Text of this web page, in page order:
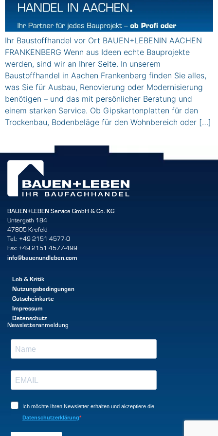
Ihr Baustoffhandel vor Ort BAUEN+LEBENIN AACHEN
FRANKENBERG Wenn aus Ideen echte Bauprojekte
werden, sind wir an Ihrer Seite. In unserem
Baustoffhandel in Aachen Frankenberg finden Sie alles,
was Sie für Ausbau, Renovierung oder Modernisierung
benötigen – und das mit persönlicher Beratung und
einem starken Service. Ob Gipskartonplatten für den
Trockenbau, Bodenbeläge für den Wohnbereich oder […]
BAUEN+LEBEN Service GmbH & Co. KG
Untergath 184
47805 Krefeld
Tel.: +49 2151 4577-0
Fax: +49 2151 4577-499
info@bauenundleben.com
Lob & Kritik
Nutzungsbedingungen
Gutscheinkarte
Impressum
Datenschutz
Newsletteranmeldung
Ich möchte Ihren Newsletter erhalten und akzeptiere die
Datenschutzerklärung